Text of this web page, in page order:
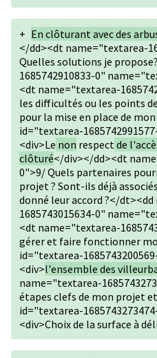
+ En clôturant avec des
</dd><dt name="textarea-
Quelles solutions je
1685742910833-0"
<dt name="textarea-
les difficultés ou les points
pour la mise en place de
id="textarea-
<div>Le non respectde
clôturé</div></dd><dt
0">9/ Quels partenaires
projet ? Sont-ils déjà
donné leur accord ?</
1685743015634-0"
<dt name="textarea-
gérer et faire fonctionner
id="textarea-
<div>l'ensemble des
name="textarea-
étapes clefs de mon projet
id="textarea-
<div>Choix de la surface à